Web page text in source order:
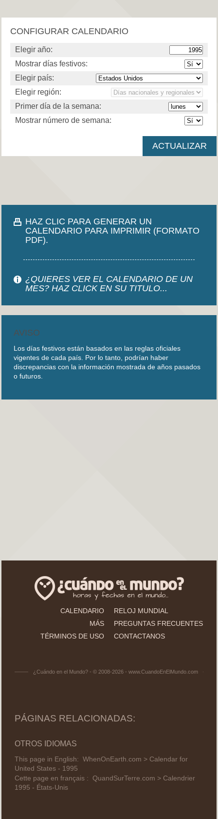
CONFIGURAR CALENDARIO
Elegir año:
Mostrar días festivos:
Elegir país:
Elegir región:
Primer día de la semana:
Mostrar número de semana:
HAZ CLIC PARA GENERAR UN
CALENDARIO PARA IMPRIMIR (FORMATO
PDF).
¿QUIERES VER EL CALENDARIO DE UN
MES? HAZ CLICK EN SU TITULO...
AVISO
Los días festivos están basados en las reglas oficiales
vigentes de cada país. Por lo tanto, podrían haber
discrepancias con la información mostrada de años pasados
o futuros.
CALENDARIO
RELOJ MUNDIAL
MÁS
PREGUNTAS FRECUENTES
TÉRMINOS DE USO
CONTACTANOS
¿Cuándo en el Mundo? - © 2008-2026 - www.CuandoEnElMundo.com
PÁGINAS RELACIONADAS:
OTROS IDIOMAS
This page in English: WhenOnEarth.com > Calendar for
United States - 1995
Cette page en français : QuandSurTerre.com > Calendrier
1995 - États-Unis